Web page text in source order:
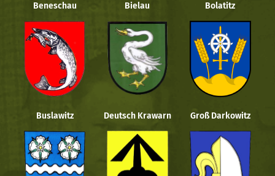
Beneschau Bielau Bolatitz
Buslawitz Deutsch Krawarn Groß Darkowitz